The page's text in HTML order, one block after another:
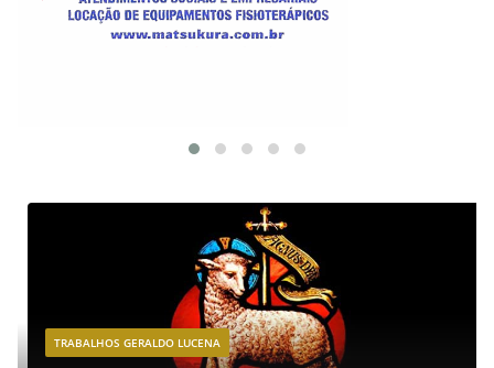
TRABALHOS GERALDO LUCENA